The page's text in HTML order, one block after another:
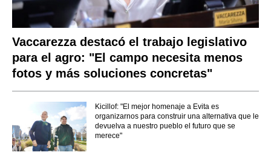
Vaccarezza destacó el trabajo legislativo
para el agro: "El campo necesita menos
fotos y más soluciones concretas"
Kicillof: "El mejor homenaje a Evita es
organizarnos para construir una alternativa que le
devuelva a nuestro pueblo el futuro que se
merece"